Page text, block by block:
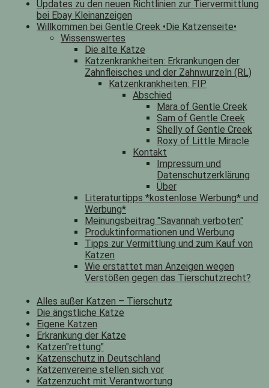
Updates zu den neuen Richtlinien zur Tiervermittlung
bei Ebay Kleinanzeigen
Willkommen bei Gentle Creek •Die Katzenseite•
Wissenswertes
Die alte Katze
Katzenkrankheiten: Erkrankungen der
Zahnfleisches und der Zahnwurzeln (RL)
Katzenkrankheiten: FIP
Abschied
Mara of Gentle Creek
Sam of Gentle Creek
Shelly of Gentle Creek
Roxy of Little Miracle
Kontakt
Impressum und
Datenschutzerklärung
Über
Literaturtipps *kostenlose Werbung* und
Werbung*
Meinungsbeitrag "Savannah verboten"
Produktinformationen und Werbung
Tipps zur Vermittlung und zum Kauf von
Katzen
Wie erstattet man Anzeigen wegen
Verstößen gegen das Tierschutzrecht?
Alles außer Katzen – Tierschutz
Die ängstliche Katze
Eigene Katzen
Erkrankung der Katze
Katzen"rettung"
Katzenschutz in Deutschland
Katzenvereine stellen sich vor
Katzenzucht mit Verantwortung